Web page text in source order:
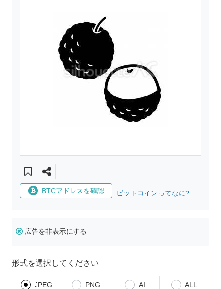
BTCアドレスを確認 ビットコインってなに?
広告を非表示にする
形式を選択してください
JPEG PNG AI ALL